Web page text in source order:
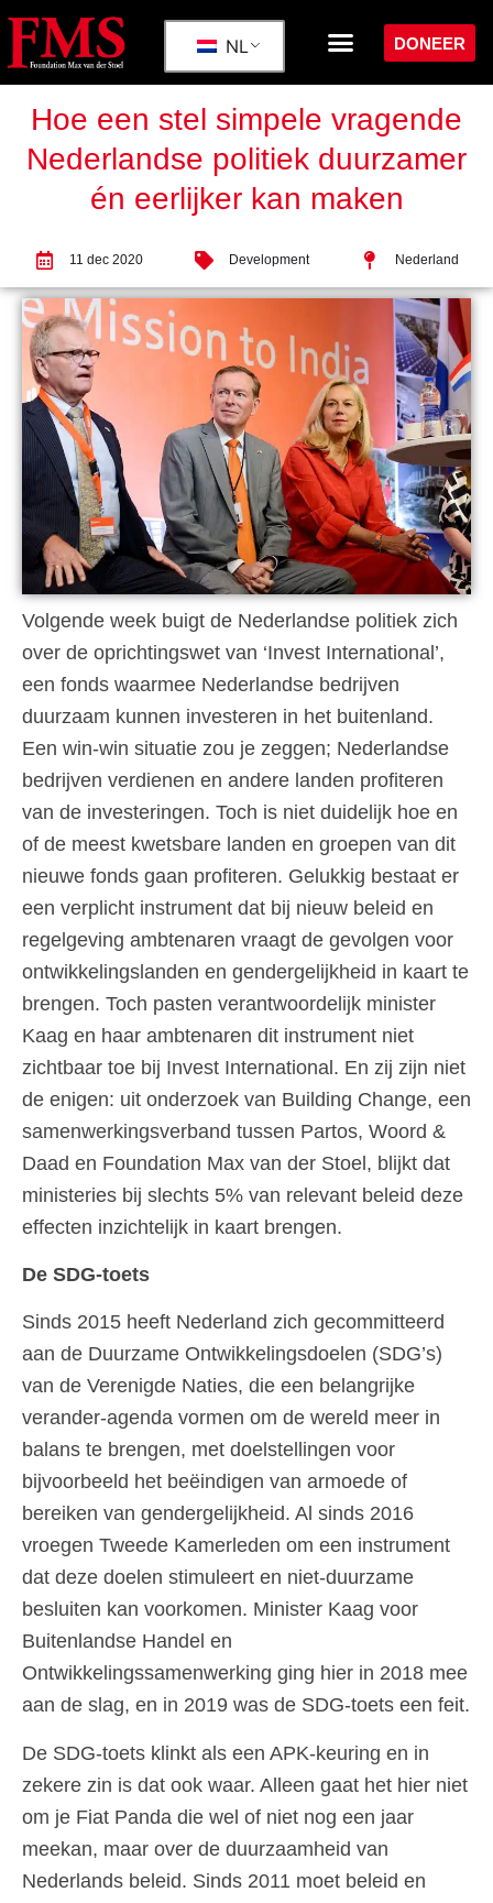
NL DONEER
Hoe een stel simpele vragende
Nederlandse politiek duurzamer
én eerlijker kan maken
11 dec 2020 Development Nederland
Volgende week buigt de Nederlandse politiek zich
over de oprichtingswet van ‘Invest International’,
een fonds waarmee Nederlandse bedrijven
duurzaam kunnen investeren in het buitenland.
Een win-win situatie zou je zeggen; Nederlandse
bedrijven verdienen en andere landen profiteren
van de investeringen. Toch is niet duidelijk hoe en
of de meest kwetsbare landen en groepen van dit
nieuwe fonds gaan profiteren. Gelukkig bestaat er
een verplicht instrument dat bij nieuw beleid en
regelgeving ambtenaren vraagt de gevolgen voor
ontwikkelingslanden en gendergelijkheid in kaart te
brengen. Toch pasten verantwoordelijk minister
Kaag en haar ambtenaren dit instrument niet
zichtbaar toe bij Invest International. En zij zijn niet
de enigen: uit onderzoek van Building Change, een
samenwerkingsverband tussen Partos, Woord &
Daad en Foundation Max van der Stoel, blijkt dat
ministeries bij slechts 5% van relevant beleid deze
effecten inzichtelijk in kaart brengen.
De SDG-toets
Sinds 2015 heeft Nederland zich gecommitteerd
aan de Duurzame Ontwikkelingsdoelen (SDG’s)
van de Verenigde Naties, die een belangrijke
verander-agenda vormen om de wereld meer in
balans te brengen, met doelstellingen voor
bijvoorbeeld het beëindigen van armoede of
bereiken van gendergelijkheid. Al sinds 2016
vroegen Tweede Kamerleden om een instrument
dat deze doelen stimuleert en niet-duurzame
besluiten kan voorkomen. Minister Kaag voor
Buitenlandse Handel en
Ontwikkelingssamenwerking ging hier in 2018 mee
aan de slag, en in 2019 was de SDG-toets een feit.
De SDG-toets klinkt als een APK-keuring en in
zekere zin is dat ook waar. Alleen gaat het hier niet
om je Fiat Panda die wel of niet nog een jaar
meekan, maar over de duurzaamheid van
Nederlands beleid. Sinds 2011 moet beleid en